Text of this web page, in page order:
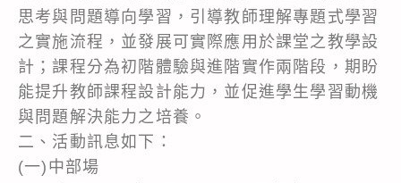
思考與問題導向學習，引導教師理解專題式學習
之實施流程，並發展可實際應用於課堂之教學設
計；課程分為初階體驗與進階實作兩階段，期盼
能提升教師課程設計能力，並促進學生學習動機
與問題解決能力之培養。
二、活動訊息如下：
(一)中部場